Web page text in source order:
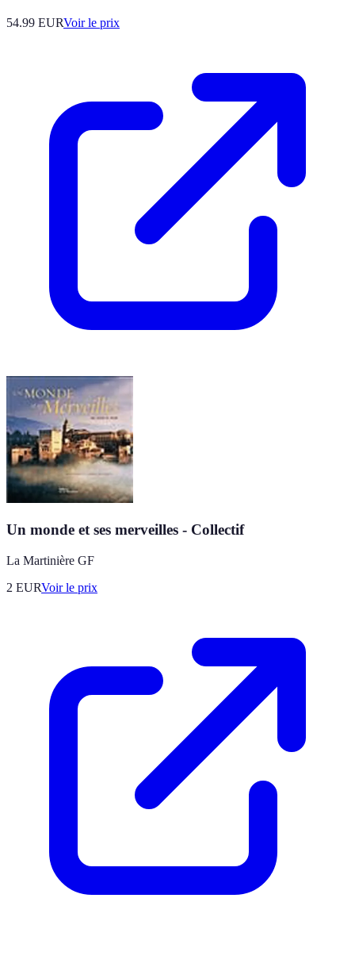
54.99 EURVoir le prix
Un monde et ses merveilles - Collectif
La Martinière GF
2 EURVoir le prix